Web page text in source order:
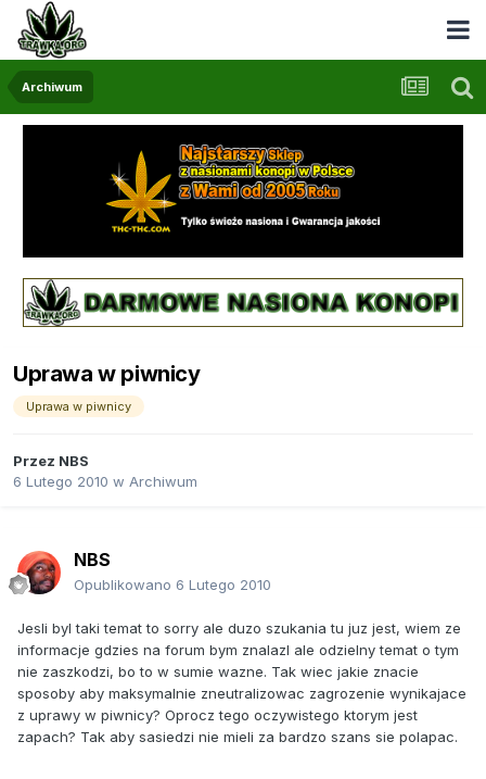
Archiwum
Uprawa w piwnicy
Uprawa w piwnicy
Przez NBS
6 Lutego 2010 w Archiwum
NBS
Opublikowano 6 Lutego 2010
Jesli byl taki temat to sorry ale duzo szukania tu juz jest, wiem ze
informacje gdzies na forum bym znalazl ale odzielny temat o tym
nie zaszkodzi, bo to w sumie wazne. Tak wiec jakie znacie
sposoby aby maksymalnie zneutralizowac zagrozenie wynikajace
z uprawy w piwnicy? Oprocz tego oczywistego ktorym jest
zapach? Tak aby sasiedzi nie mieli za bardzo szans sie polapac.